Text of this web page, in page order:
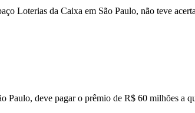
Loterias da Caixa em São Paulo, não teve
Paulo, deve pagar o prêmio de R$ 60 milhões a